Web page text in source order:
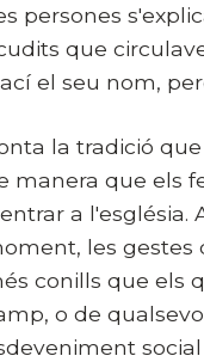
persones
que
el seu nom,
la tradició
manera que els
a l'església.
les gestes
conills que els
o de